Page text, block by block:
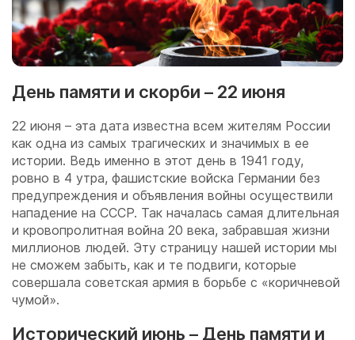
День памяти и скорби – 22 июня
22 июня – эта дата известна всем жителям России
как одна из самых трагических и значимых в ее
истории. Ведь именно в этот день в 1941 году,
ровно в 4 утра, фашистские войска Германии без
предупреждения и объявления войны осуществили
нападение на СССР. Так началась самая длительная
и кровопролитная война 20 века, забравшая жизни
миллионов людей. Эту страницу нашей истории мы
не сможем забыть, как и те подвиги, которые
совершала советская армия в борьбе с «коричневой
чумой».
Исторический июнь – День памяти и